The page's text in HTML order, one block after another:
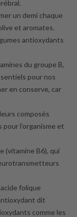
un demi chaque
et aromates.
antioxydants
du groupe B,
pour nos
en conserve, car
composés
l’organisme et
(vitamine B6), qui
folique
dit
comme les